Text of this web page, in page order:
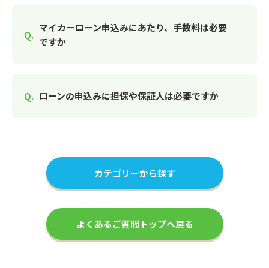
マイカーローン申込みにあたり、手数料は必要
ですか
ローンの申込みに担保や保証人は必要ですか
カテゴリーから探す
よくあるご質問トップへ戻る